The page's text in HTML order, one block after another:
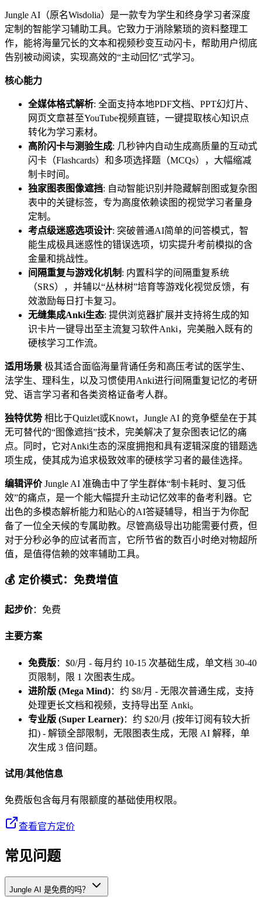
Jungle AI（原名Wisdolia）是一款专为学生和终身学习者深度
定制的智能学习辅助工具。它致力于消除繁琐的资料整理工
作，能将海量冗长的文本和视频秒变互动闪卡，帮助用户彻底
告别被动阅读，实现高效的“主动回忆”式学习。
核心能力
全媒体格式解析: 全面支持本地PDF文档、PPT幻灯片、
网页文章甚至YouTube视频直链，一键提取核心知识点
转化为学习素材。
高阶闪卡与测验生成: 几秒钟内自动生成高质量的互动式
闪卡（Flashcards）和多项选择题（MCQs），大幅缩减
制卡时间。
独家图表图像遮挡: 自动智能识别并隐藏解剖图或复杂图
表中的关键标签，专为高度依赖读图的视觉学习者量身
定制。
考点级迷惑选项设计: 突破普通AI简单的问答模式，智
能生成极具迷惑性的错误选项，切实提升考前模拟的含
金量和挑战性。
间隔重复与游戏化机制 : 内置科学的间隔重复系统
（SRS），并辅以“丛林树”培育等游戏化视觉反馈，有
效激励每日打卡复习。
无缝集成Anki生态: 提供浏览器扩展并支持将生成的知
识卡片一键导出至主流复习软件Anki，完美融入既有的
硬核学习工作流。
适用场景 极其适合面临海量背诵任务和高压考试的医学生、
法学生、理科生，以及习惯使用Anki进行间隔重复记忆的考研
党、语言学习者和各类资格证备考人群。
独特优势 相比于Quizlet或Knowt，Jungle AI 的竞争壁垒在于其
无可替代的“图像遮挡”技术，完美解决了复杂图表记忆的痛
点。同时，它对Anki生态的深度拥抱和具有逻辑深度的错题选
项生成，使其成为追求极致效率的硬核学习者的最佳选择。
编辑评价Jungle AI 准确击中了学生群体“制卡耗时、复习低
效”的痛点，是一个能大幅提升主动记忆效率的备考利器。它
出色的多模态解析能力和贴心的AI答疑辅导，相当于为你配
备了一位全天候的专属助教。尽管高级导出功能需要付费，但
对于分秒必争的应试者而言，它所节省的数百小时绝对物超所
值，是值得信赖的效率辅助工具。
💰 定价模式：免费增值
起步价：免费
主要方案
免费版：$0/月 - 每月约 10-15 次基础生成，单文档 30-40
页限制，限 1 次图表生成。
进阶版 (Mega Mind)：约 $8/月 - 无限次普通生成，支持
处理更长文档和视频，支持导出至 Anki。
专业版 (Super Learner)：约 $20/月 (按年订阅有较大折
扣) - 解锁全部限制，无限图表生成，无限 AI 解释，单
次生成 3 倍问题。
试用/其他信息
免费版包含每月有限额度的基础使用权限。
查看官方定价
常见问题
Jungle AI 是免费的吗？